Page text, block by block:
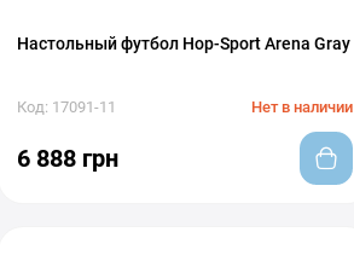
Настольный футбол Hop-Sport Arena Gray
Код: 17091-11 Нет в наличии
6 888 грн